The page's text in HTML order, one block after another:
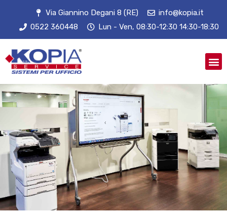
Via Giannino Degani 8 (RE)
info@kopia.it
0522 360448
Lun - Ven, 08:30-12:30 14:30-18:30